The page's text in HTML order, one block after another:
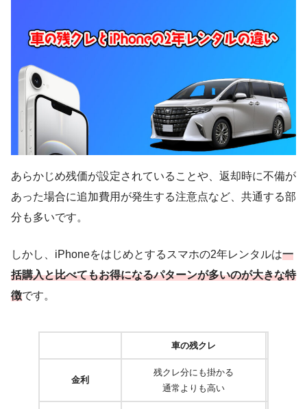
あらかじめ残価が設定されていることや、返却時に不備が
あった場合に追加費用が発生する注意点など、共通する部
分も多いです。
しかし、iPhoneをはじめとするスマホの2年レンタルは一
括購入と比べてもお得になるパターンが多いのが大きな特
徴です。
車の残クレ
金利
残クレ分にも掛かる
通常よりも高い